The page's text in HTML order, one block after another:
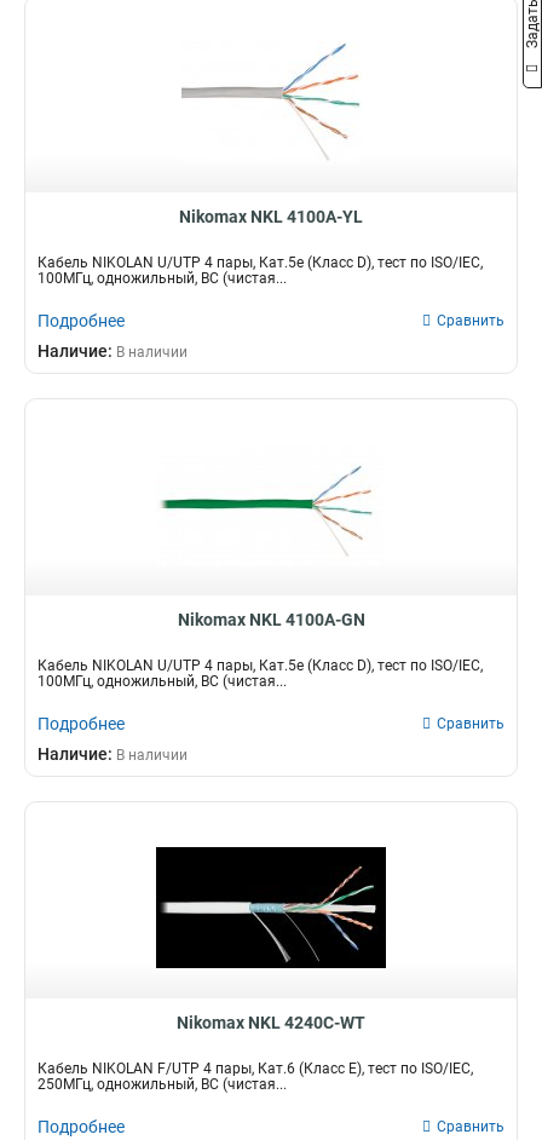
Nikomax NKL 4100A-YL
Кабель NIKOLAN U/UTP 4 пары, Кат.5e (Класс D), тест по ISO/IEC,
100МГц, одножильный, BC (чистая...
Подробнее Сравнить
Наличие: В наличии
Nikomax NKL 4100A-GN
Кабель NIKOLAN U/UTP 4 пары, Кат.5e (Класс D), тест по ISO/IEC,
100МГц, одножильный, BC (чистая...
Подробнее Сравнить
Наличие: В наличии
Nikomax NKL 4240C-WT
Кабель NIKOLAN F/UTP 4 пары, Кат.6 (Класс E), тест по ISO/IEC,
250МГц, одножильный, BC (чистая...
Подробнее Сравнить